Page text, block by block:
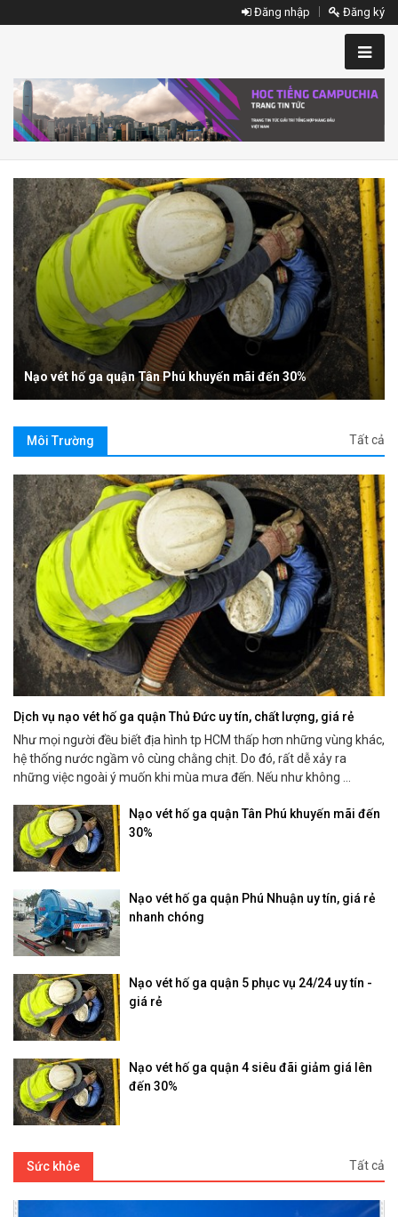
Đăng nhập Đăng ký
Nạo vét hố ga quận Tân Phú khuyến mãi đến 30%
Môi Trường Tất cả
Dịch vụ nạo vét hố ga quận Thủ Đức uy tín, chất lượng, giá rẻ
Như mọi người đều biết địa hình tp HCM thấp hơn những vùng khác,
hệ thống nước ngầm vô cùng chằng chịt. Do đó, rất dễ xảy ra
những việc ngoài ý muốn khi mùa mưa đến. Nếu như không ...
Nạo vét hố ga quận Tân Phú khuyến mãi đến
30%
Nạo vét hố ga quận Phú Nhuận uy tín, giá rẻ
nhanh chóng
Nạo vét hố ga quận 5 phục vụ 24/24 uy tín -
giá rẻ
Nạo vét hố ga quận 4 siêu đãi giảm giá lên
đến 30%
Sức khỏe Tất cả